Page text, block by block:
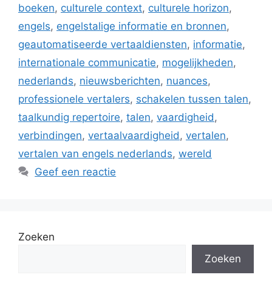
boeken, culturele context, culturele horizon,
engels, engelstalige informatie en bronnen,
geautomatiseerde vertaaldiensten, informatie,
internationale communicatie, mogelijkheden,
nederlands, nieuwsberichten, nuances,
professionele vertalers, schakelen tussen talen,
taalkundig repertoire, talen, vaardigheid ,
verbindingen, vertaalvaardigheid , vertalen,
vertalen van engels nederlands, wereld
Geef een reactie
Zoeken
Zoeken